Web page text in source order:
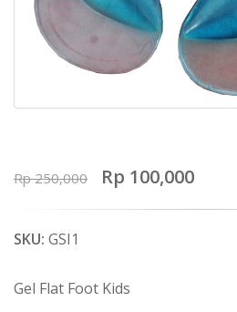
Rp 250,000 Rp 100,000
SKU: GSI1
Gel Flat Foot Kids